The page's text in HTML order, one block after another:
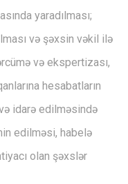
yaradılması;
və şəxsin vəkil ilə
və ekspertizası,
hesabatların
və idarə edilməsində
edilməsi, habelə
olan şəxslər